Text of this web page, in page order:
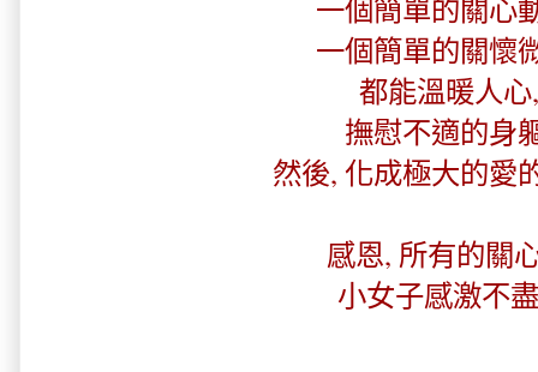
一個簡單的關心
一個簡單的關懷
都能溫暖人心,
撫慰不適的身
然後, 化成極大的愛
感恩, 所有的關
小女子感激不